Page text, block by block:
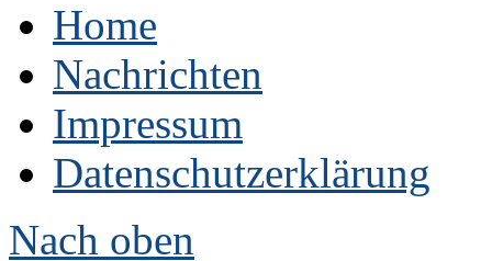
Home
Nachrichten
Impressum
Datenschutzerklärung
Nach oben